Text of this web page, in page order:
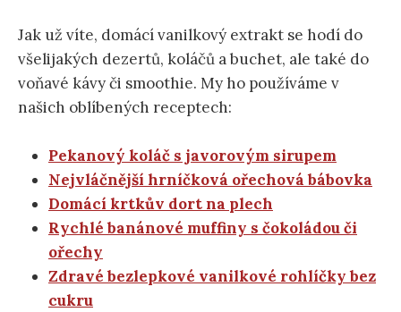
Jak už víte, domácí vanilkový extrakt se hodí do
všelijakých dezertů, koláčů a buchet, ale také do
voňavé kávy či smoothie. My ho používáme v
našich oblíbených receptech:
Pekanový koláč s javorovým sirupem
Nejvláčnější hrníčková ořechová bábovka
Domácí krtkův dort na plech
Rychlé banánové muffiny s čokoládou či
ořechy
Zdravé bezlepkové vanilkové rohlíčky bez
cukru